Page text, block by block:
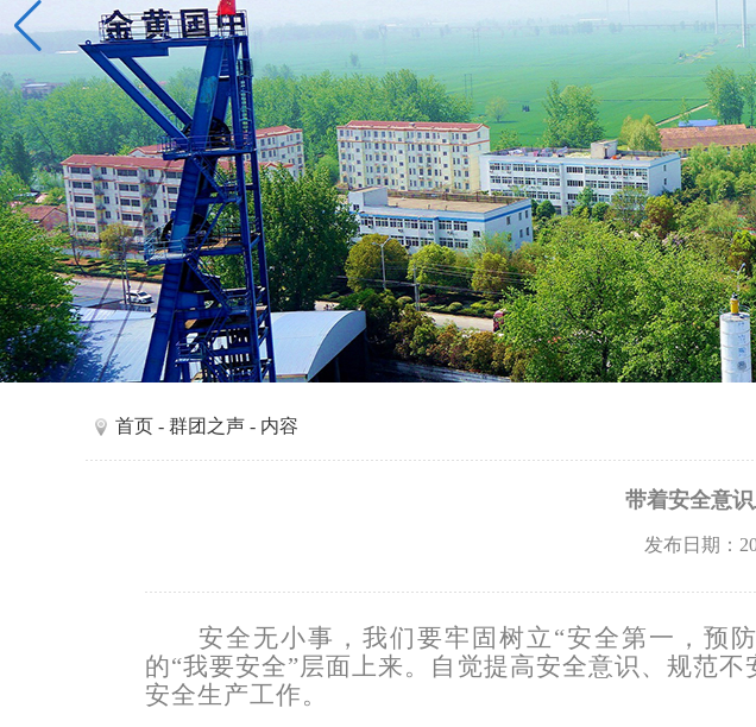
首页 - 群团之声 - 内容
带着安全意
发布日期：
安全无小事，我们要牢固树立“安全第一，预
的“我要安全”层面上来。自觉提高安全意识、规范
安全生产工作。